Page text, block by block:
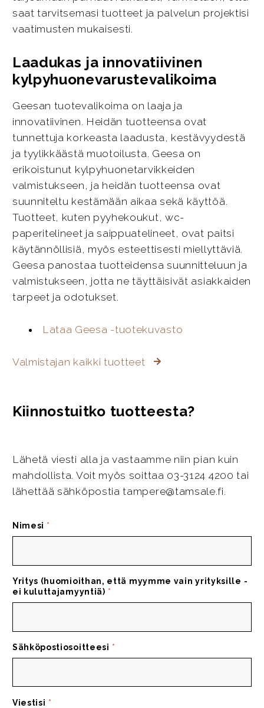
saat tarvitsemasi tuotteet ja palvelun projektisi
vaatimusten mukaisesti.
Laadukas ja innovatiivinen
kylpyhuonevarustevalikoima
Geesan tuotevalikoima on laaja ja
innovatiivinen. Heidän tuotteensa ovat
tunnettuja korkeasta laadusta, kestävyydestä
ja tyylikkäästä muotoilusta. Geesa on
erikoistunut kylpyhuonetarvikkeiden
valmistukseen, ja heidän tuotteensa ovat
suunniteltu kestämään aikaa sekä käyttöä.
Tuotteet, kuten pyyhekoukut, wc-
paperitelineet ja saippuatelineet, ovat paitsi
käytännöllisiä, myös esteettisesti miellyttäviä.
Geesa panostaa tuotteidensa suunnitteluun ja
valmistukseen, jotta ne täyttäisivät asiakkaiden
tarpeet ja odotukset.
Lataa Geesa -tuotekuvasto
Valmistajan kaikki tuotteet
Kiinnostuitko tuotteesta?
Lähetä viesti alla ja vastaamme niin pian kuin
mahdollista. Voit myös soittaa 03-3124 4200 tai
lähettää sähköpostia tampere@tamsale.fi.
Nimesi *
Yritys (huomioithan, että myymme vain yrityksille -
ei kuluttajamyyntiä) *
Sähköpostiosoitteesi *
Viestisi *